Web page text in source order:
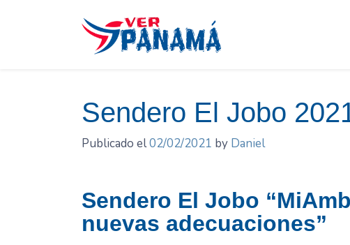
Sendero El Jobo
Publicado el02/02/2021 by Daniel
Sendero El Jobo
nuevas adecuaciones”